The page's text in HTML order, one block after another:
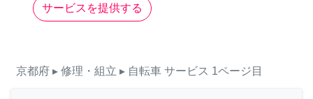
サービスを提供する
京都府 ▸ 修理・組立 ▸ 自転車 サービス 1ページ目